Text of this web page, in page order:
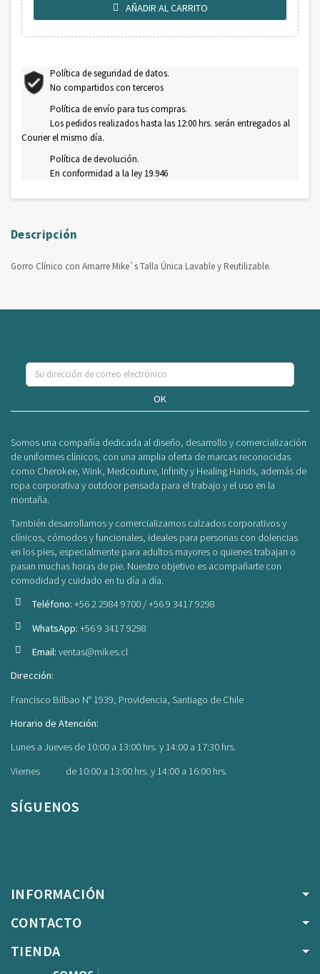
 AÑADIR AL CARRITO
Política de seguridad de datos.
No compartidos con terceros
Política de envío para tus compras.
Los pedidos realizados hasta las 12:00 hrs. serán entregados al
Courier el mismo día.
Política de devolución.
En conformidad a la ley 19.946
Descripción
Gorro Clínico con Amarre Mike`s Talla Única Lavable y Reutilizable.
OK
Somos una compañía dedicada al diseño, desarrollo y comercialización
de uniformes clínicos, con una amplia oferta de marcas reconocidas
como Cherokee, Wink, Medcouture, Infinity y Healing Hands, además de
ropa corporativa y outdoor pensada para el trabajo y el uso en la
montaña.
También desarrollamos y comercializamos calzados corporativos y
clínicos, cómodos y funcionales, ideales para personas con dolencias
en los pies, especialmente para adultos mayores o quienes trabajan o
pasan muchas horas de pie. Nuestro objetivo es acompañarte con
comodidad y cuidado en tu día a día.
Teléfono: +56 2 2984 9700 / +56 9 3417 9298
WhatsApp: +56 9 3417 9298
Email: ventas@mikes.cl
Dirección:
Francisco Bilbao N° 1939, Providencia, Santiago de Chile
Horario de Atención:
Lunes a Jueves de 10:00 a 13:00 hrs. y 14:00 a 17:30 hrs.
Viernes de 10:00 a 13:00 hrs. y 14:00 a 16:00 hrs.
SÍGUENOS
INFORMACIÓN
CONTACTO
TIENDA